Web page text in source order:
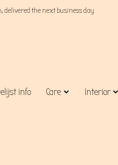
delivered the next business day
info Care Interior